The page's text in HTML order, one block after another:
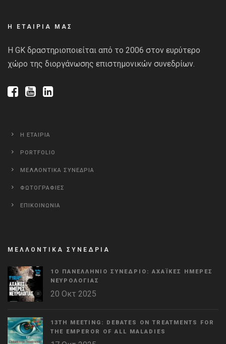
Η ΕΤΑΙΡΙΑ ΜΑΣ
Η GK δραστηριοποιείται από το 2006 στον ευρύτερο
χώρο της διοργάνωσης επιστημονικών συνεδρίων.
Η ΕΤΑΙΡΙΑ
PORTFOLIO
ΜΕΛΛΟΝΤΙΚΑ ΣΥΝΕΔΡΙΑ
ΦΩΤΟΓΡΑΦΙΕΣ
ΕΠΙΚΟΙΝΩΝΙΑ
ΜΕΛΛΟΝΤΙΚΑ ΣΥΝΕΔΡΙΑ
1Ο ΠΑΝΕΛΛΉΝΙΟ ΣΥΝΈΔΡΙΟ: ΑΧΑΪΚΈΣ ΗΜΈΡΕΣ
ΝΕΥΡΟΛΟΓΊΑΣ
20 Οκτ 2025
13TH MEETING: DEBATES ON TREATMENTS FOR
THE EMPEROR OF ALL MALADIES